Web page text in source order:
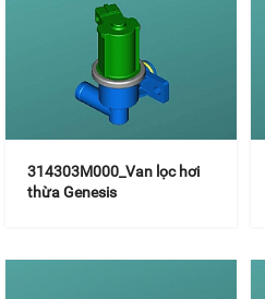
314303M000_Van lọc hơi
thừa Genesis